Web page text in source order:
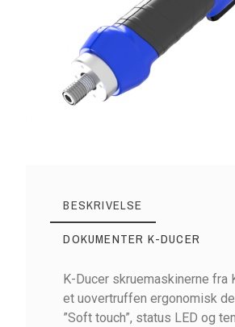
BESKRIVELSE
DOKUMENTER K-DUCER
K-Ducer skruemaskinerne fra
et uovertruffen ergonomisk
”Soft touch”, status LED og